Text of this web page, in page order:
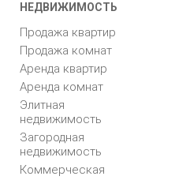
НЕДВИЖИМОСТЬ
Продажа квартир
Продажа комнат
Аренда квартир
Аренда комнат
Элитная
недвижимость
Загородная
недвижимость
Коммерческая